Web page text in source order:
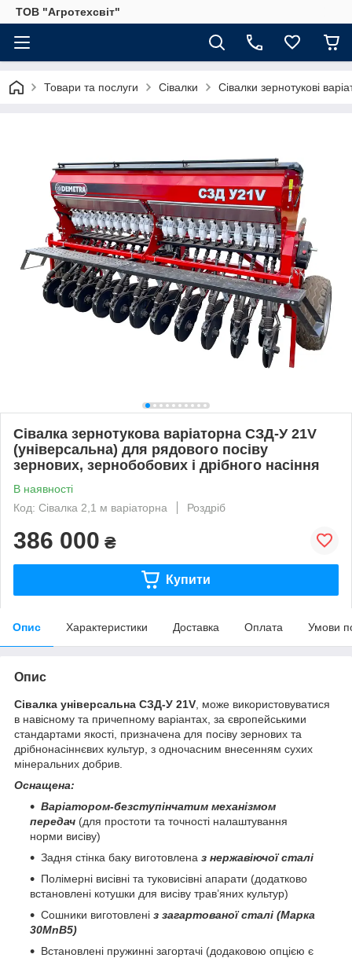
ТОВ "Агротехсвіт"
Товари та послуги Сівалки Сівалки зернотукові
Сівалка зернотукова варіаторна СЗД-У 21V
(універсальна) для рядового посіву
зернових, зернобобових і дрібного насіння
В наявності
Код: Сівалка 2,1 м варіаторна
Роздріб
386 000 ₴
Купити
Опис Характеристики Доставка Оплата Умови
Опис
Сівалка універсальна СЗД-У 21V , може використовуватися
в навісному та причепному варіантах, за європейськими
стандартами якості, призначена для посіву зернових та
дрібнонасіннєвих культур, з одночасним внесенням сухих
мінеральних добрив.
Оснащена:
Варіатором-безступінчатим механізмом
передач (для простоти та точності налаштування
норми висіву)
Задня стінка баку виготовлена з нержавіючої сталі
Полімерні висівні та туковисівні апарати (додатково
встановлені котушки для висіву трав’яних культур)
Сошники виготовлені з загартованої сталі (Марка
30MnB5)
Встановлені пружинні загортачі (додаковою опцією є